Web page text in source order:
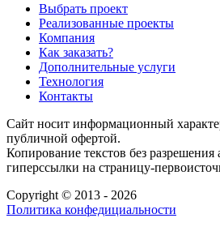
Выбрать проект
Реализованные проекты
Компания
Как заказать?
Дополнительные услуги
Технология
Контакты
Сайт носит информационный
публичной офертой.
Копирование текстов без
гиперссылки на страницу-
Copyright © 2013 - 2026
Политика конфедициальности